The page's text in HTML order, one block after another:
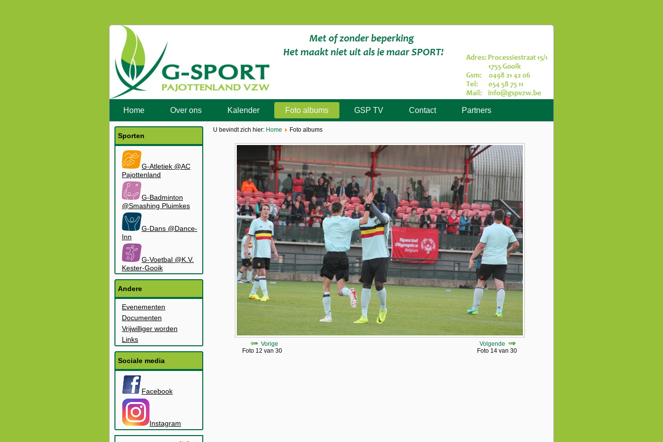
Home Over ons Kalender Foto albums GSP TV Contact Partners
Sporten
G-Atletiek @AC
Pajottenland
G-Badminton
@Smashing Pluimkes
G-Dans @Dance-
Inn
G-Voetbal @K.V.
Kester-Gooik
Andere
Evenementen
Documenten
Vrijwilliger worden
Links
Sociale media
Facebook
Instagram
U bevindt zich hier: Home Foto albums
Vorige
Foto 12 van 30
Volgende
Foto 14 van 30